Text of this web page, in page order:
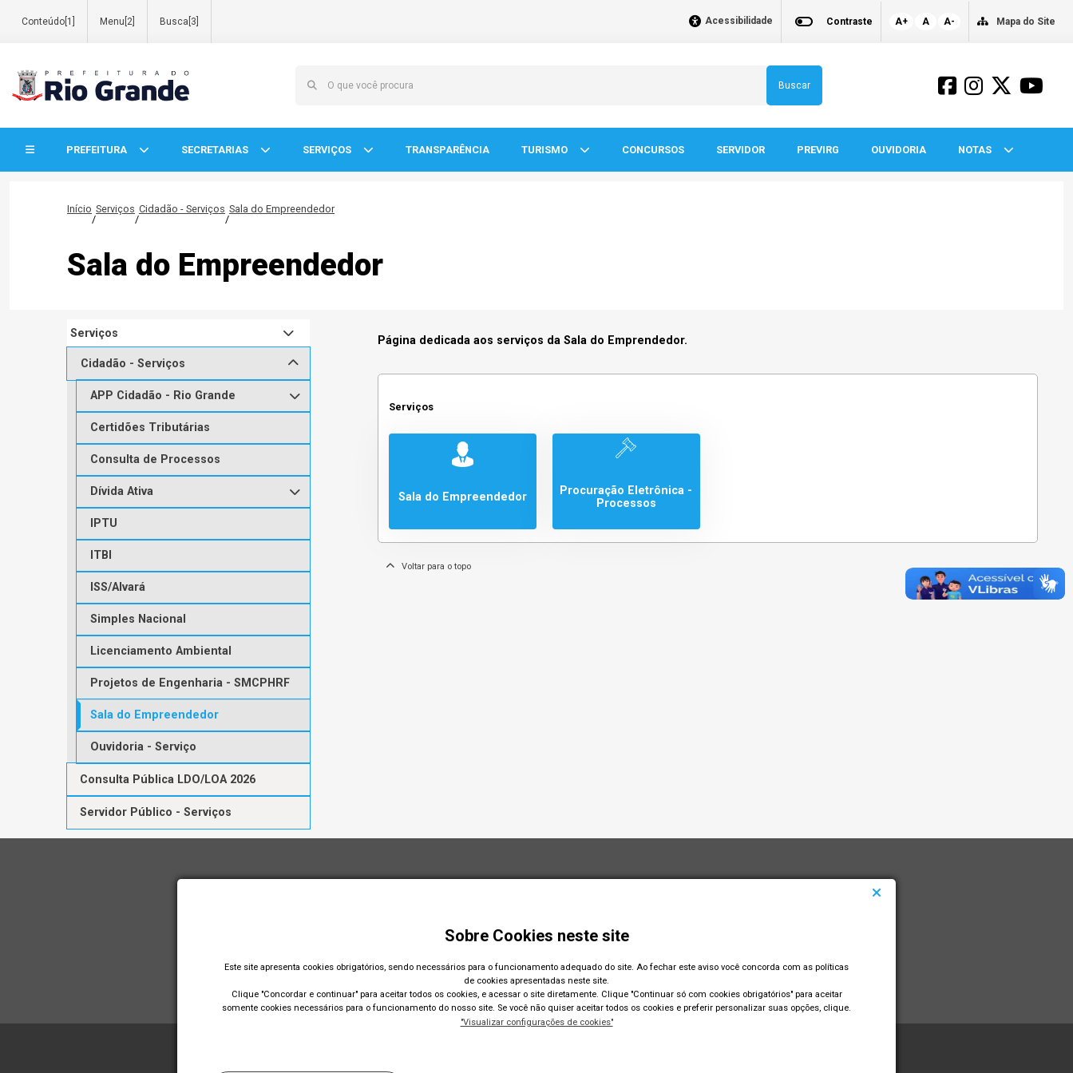
Conteúdo[1] Menu[2] Busca[3] Acessibilidade Contraste A+ A A- Mapa do Site
Buscar
PREFEITURA SECRETARIAS SERVIÇOS TRANSPARÊNCIA TURISMO CONCURSOS SERVIDOR PREVIRG OUVIDORIA NOTAS
Início
/
Serviços
/
Cidadão - Serviços
/
Sala do Empreendedor
Sala do Empreendedor
Serviços
Cidadão - Serviços
APP Cidadão - Rio Grande
Certidões Tributárias
Consulta de Processos
Dívida Ativa
IPTU
ITBI
ISS/Alvará
Simples Nacional
Licenciamento Ambiental
Projetos de Engenharia - SMCPHRF
Sala do Empreendedor
Ouvidoria - Serviço
Consulta Pública LDO/LOA 2026
Servidor Público - Serviços
Página dedicada aos serviços da Sala do Emprendedor.
Serviços
Sala do Empreendedor
Procuração Eletrônica -
Processos
Voltar para o topo
Sobre Cookies neste site
Este site apresenta cookies obrigatórios, sendo necessários para o funcionamento adequado do site. Ao fechar este aviso você concorda com as políticas
de cookies apresentadas neste site.
Clique "Concordar e continuar" para aceitar todos os cookies, e acessar o site diretamente. Clique "Continuar só com cookies obrigatórios" para aceitar
somente cookies necessários para o funcionamento do nosso site. Se você não quiser aceitar todos os cookies e preferir personalizar suas opções, clique.
"Visualizar configurações de cookies"